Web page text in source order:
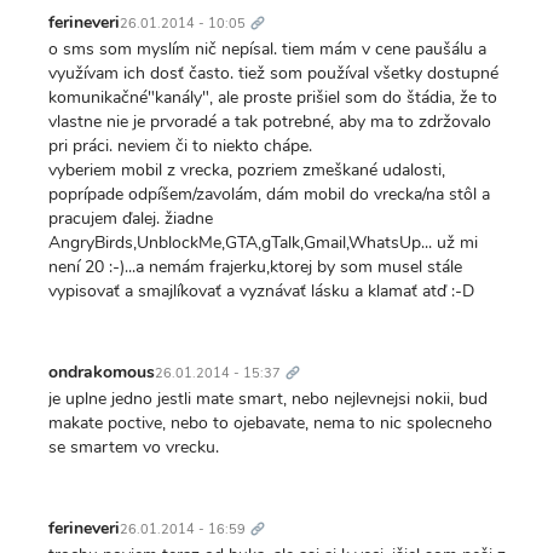
ferineveri26.01.2014 - 10:05 odkaz
o sms som myslím nič nepísal. tiem mám v cene paušálu a
využívam ich dosť často. tiež som používal všetky dostupné
komunikačné"kanály", ale proste prišiel som do štádia, že to
vlastne nie je prvoradé a tak potrebné, aby ma to zdržovalo
pri práci. neviem či to niekto chápe.
vyberiem mobil z vrecka, pozriem zmeškané udalosti,
poprípade odpíšem/zavolám, dám mobil do vrecka/na stôl a
pracujem ďalej. žiadne
AngryBirds,UnblockMe,GTA,gTalk,Gmail,WhatsUp... už mi
není 20 :-)...a nemám frajerku,ktorej by som musel stále
vypisovať a smajlíkovať a vyznávať lásku a klamať atď :-D
ondrakomous26.01.2014 - 15:37 odkaz
je uplne jedno jestli mate smart, nebo nejlevnejsi nokii, bud
makate poctive, nebo to ojebavate, nema to nic spolecneho
se smartem vo vrecku.
ferineveri26.01.2014 - 16:59 odkaz